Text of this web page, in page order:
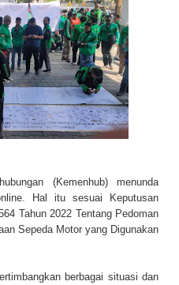
(Kemenhub) menunda
Hal itu sesuai Keputusan
Tahun 2022 Tentang Pedoman
Sepeda Motor yang Digunakan
berbagai situasi dan